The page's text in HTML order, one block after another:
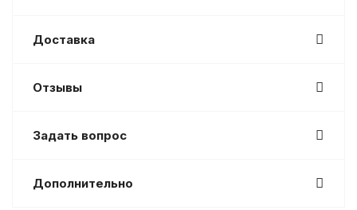
Доставка
Отзывы
Задать вопрос
Дополнительно